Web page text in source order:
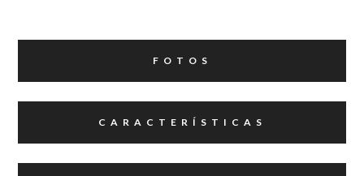
FOTOS
CARACTERÍSTICAS